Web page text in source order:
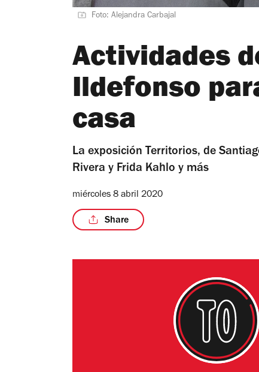
Foto: Alejandra Carbajal
Actividades
Ildefonso
casa
La exposición Territorios, de
Rivera y Frida Kahlo y más
miércoles 8 abril 2020
Share